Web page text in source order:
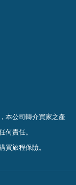
， 本公司轉介買家之產
何責任。
買旅程保險。